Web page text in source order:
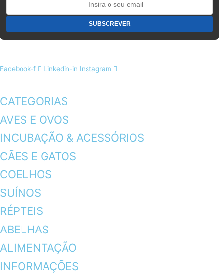
Facebook-f Linkedin-in Instagram
CATEGORIAS
AVES E OVOS
INCUBAÇÃO & ACESSÓRIOS
CÃES E GATOS
COELHOS
SUÍNOS
RÉPTEIS
ABELHAS
ALIMENTAÇÃO
INFORMAÇÕES